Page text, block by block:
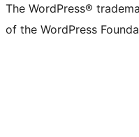
The WordPress®
of the WordPress